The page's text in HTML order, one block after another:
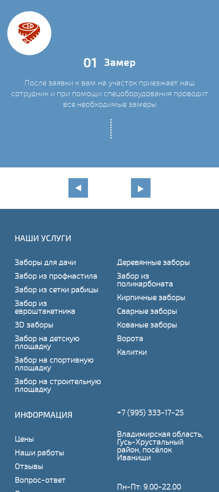
01 Замер
После заявки к вам на участок приезжает наш
сотрудник и при помощи спецоборудования проводит
все необходимые замеры
НАШИ УСЛУГИ
Заборы для дачи
Забор из профнастила
Забор из сетки рабицы
Забор из
евроштакетника
3D заборы
Забор на детскую
площадку
Забор на спортивную
площадку
Забор на строительную
площадку
Деревянные заборы
Забор из
поликарбоната
Кирпичные заборы
Сварные заборы
Кованые заборы
Ворота
Калитки
ИНФОРМАЦИЯ
Цены
Наши работы
Отзывы
Вопрос-ответ
+7 (995) 333-17-25
Владимирская область,
Гусь-Хрустальный
район, посёлок
Иванищи
Пн-Пт: 9.00-22.00